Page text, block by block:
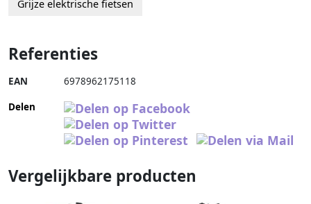
Grijze elektrische fietsen
Referenties
EAN 6978962175118
Delen
Vergelijkbare producten